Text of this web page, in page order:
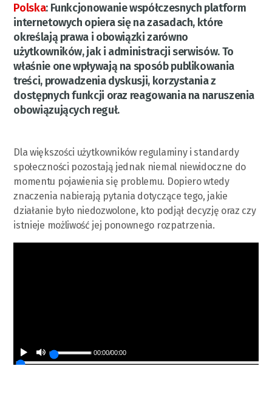
Polska: Funkcjonowanie współczesnych platform
internetowych opiera się na zasadach, które
określają prawa i obowiązki zarówno
użytkowników, jak i administracji serwisów. To
właśnie one wpływają na sposób publikowania
treści, prowadzenia dyskusji, korzystania z
dostępnych funkcji oraz reagowania na naruszenia
obowiązujących reguł.
Dla większości użytkowników regulaminy i standardy
społeczności pozostają jednak niemal niewidoczne do
momentu pojawienia się problemu. Dopiero wtedy
znaczenia nabierają pytania dotyczące tego, jakie
działanie było niedozwolone, kto podjął decyzję oraz czy
istnieje możliwość jej ponownego rozpatrzenia.
00:00/00:00